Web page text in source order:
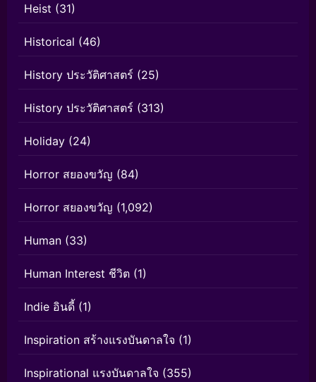
Heist (31)
Historical (46)
History ประวัติศาสตร์ (25)
History ประวัติศาสตร์ (313)
Holiday (24)
Horror สยองขวัญ (84)
Horror สยองขวัญ (1,092)
Human (33)
Human Interest ชีวิต (1)
Indie อินดี้ (1)
Inspiration สร้างแรงบันดาลใจ (1)
Inspirational แรงบันดาลใจ (355)